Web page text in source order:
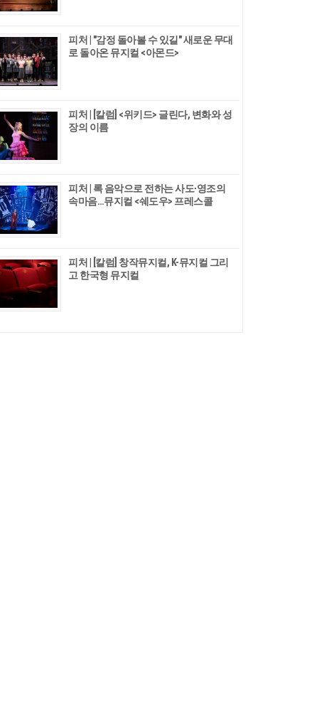
피처 | "감정 돌아볼 수 있길" 새로운 무대
로 돌아온 뮤지컬 <아몬드>
피처 | [칼럼] <위키드> 글린다, 변화와 성
장의 이름
피처 | 록 음악으로 전하는 사도∙영조의
속마음…뮤지컬 <쉐도우> 프레스콜
피처 | [칼럼] 창작뮤지컬, K-뮤지컬 그리
고 한국형 뮤지컬